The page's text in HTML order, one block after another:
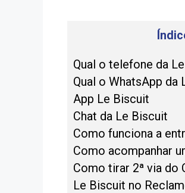
Qual o telefone da
Qual o WhatsApp da
App Le Biscuit
Chat da Le Biscuit
Como funciona a
Como acompanhar
Como tirar 2ª via do
Le Biscuit no